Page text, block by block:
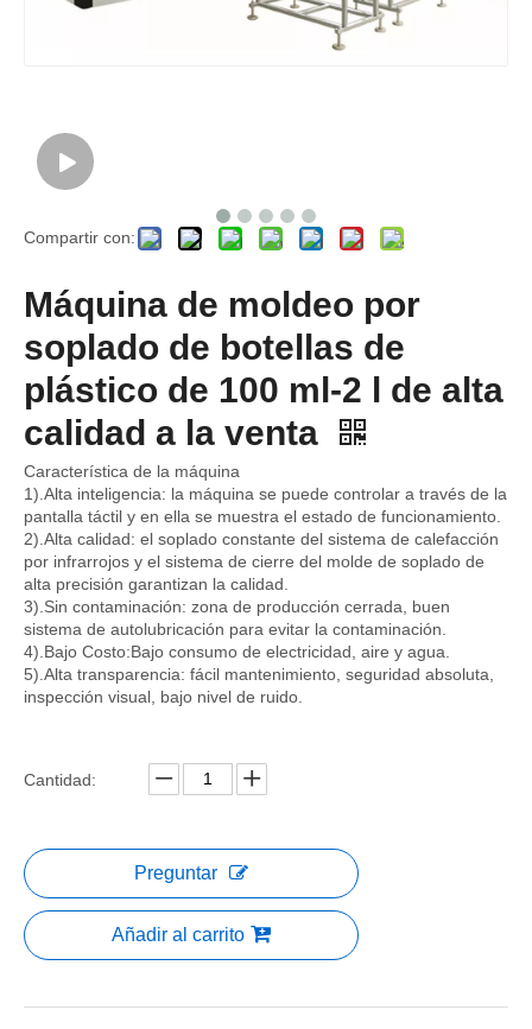
Compartir con:
Máquina de moldeo por
soplado de botellas de
plástico de 100 ml-2 l de alta
calidad a la venta
Característica de la máquina
1).Alta inteligencia: la máquina se puede controlar a través de la
pantalla táctil y en ella se muestra el estado de funcionamiento.
2).Alta calidad: el soplado constante del sistema de calefacción
por infrarrojos y el sistema de cierre del molde de soplado de
alta precisión garantizan la calidad.
3).Sin contaminación: zona de producción cerrada, buen
sistema de autolubricación para evitar la contaminación.
4).Bajo Costo:Bajo consumo de electricidad, aire y agua.
5).Alta transparencia: fácil mantenimiento, seguridad absoluta,
inspección visual, bajo nivel de ruido.
Cantidad:
Preguntar
Añadir al carrito